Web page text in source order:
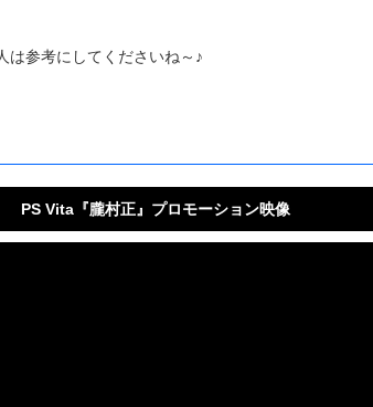
は参考にしてくださいね～♪
PS Vita『朧村正』プロモーション映像